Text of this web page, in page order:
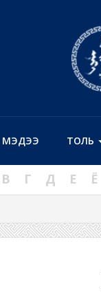
МЭДЭЭ ТОЛЬ
В Г Д Е Ё